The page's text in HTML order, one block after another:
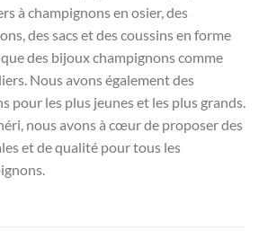
à champignons en osier, des
des sacs et des coussins en forme
des bijoux champignons comme
Nous avons également des
pour les plus jeunes et les plus grands.
nous avons à cœur de proposer des
et de qualité pour tous les